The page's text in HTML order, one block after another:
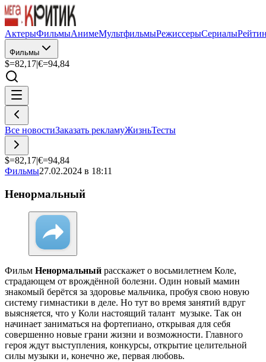
АктерыФильмыАнимеМультфильмыРежиссерыСериалы
Фильмы
$=82,17|€=94,84
Все новостиЗаказать рекламуЖизньТесты
$=82,17|€=94,84
Фильмы27.02.2024 в 18:11
Ненормальный
Фильм Ненормальный расскажет о восьмилетнем Коле,
страдающем от врождённой болезни. Один новый мамин
знакомый берётся за здоровье мальчика, пробуя свою новую
систему гимнастики в деле. Но тут во время занятий вдруг
выясняется, что у Коли настоящий талант музыке. Так он
начинает заниматься на фортепиано, открывая для себя
совершенно новые грани жизни и возможности. Главного
героя ждут выступления, конкурсы, открытие целительной
силы музыки и, конечно же, первая любовь.